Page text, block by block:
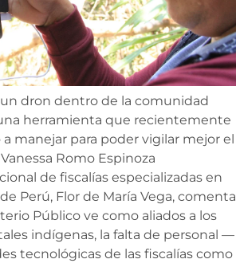
dron dentro de la comunidad
herramienta que recientemente
manejar para poder vigilar mejor el
Vanessa Romo Espinoza
de fiscalías especializadas en
Perú, Flor de María Vega, comenta
Público ve como aliados a los
indígenas, la falta de personal —
tecnológicas de las fiscalías como